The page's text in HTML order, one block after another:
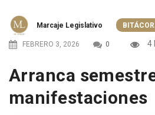
Marcaje Legislativo
FEBRERO 3, 2026 0 4
Arranca
manifestaciones